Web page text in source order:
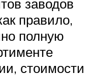
заводов
правило,
полную
стоимости